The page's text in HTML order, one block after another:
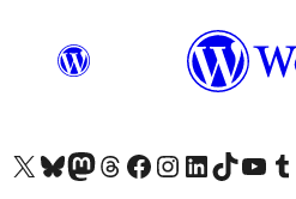
Visit our X (formerly Twitter) account
Visit our Bluesky account
Биздин Mastodon түрмөгүбүзгө баш багыңыз
Visit our Threads account
Биздин Facebook баракчабызга кириңиз
Биздин Instagram баракчабызга баш багыңыз
Биздин LinkedIn баракчабызга баш багыңыз
Visit our TikTok account
Visit our Visit